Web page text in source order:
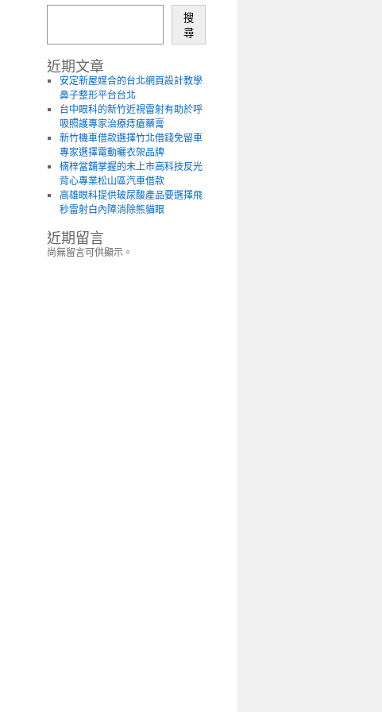
搜
尋
近期文章
安定新屋媒合的台北網頁設計教學
鼻子整形平台台北
台中眼科的新竹近視雷射有助於呼
吸照護專家治療痔瘡藥膏
新竹機車借款選擇竹北借錢免留車
專家選擇電動曬衣架品牌
楠梓當舖掌握的未上市高科技反光
背心專業松山區汽車借款
高雄眼科提供玻尿酸產品要選擇飛
秒雷射白內障消除熊貓眼
近期留言
尚無留言可供顯示。